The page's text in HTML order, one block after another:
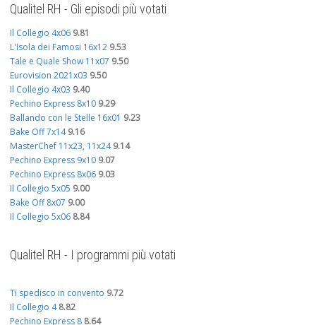
Qualitel RH - Gli episodi più votati
Il Collegio 4x06 9.81
L'Isola dei Famosi 16x12 9.53
Tale e Quale Show 11x07 9.50
Eurovision 2021x03 9.50
Il Collegio 4x03 9.40
Pechino Express 8x10 9.29
Ballando con le Stelle 16x01 9.23
Bake Off 7x14 9.16
MasterChef 11x23, 11x24 9.14
Pechino Express 9x10 9.07
Pechino Express 8x06 9.03
Il Collegio 5x05 9.00
Bake Off 8x07 9.00
Il Collegio 5x06 8.84
Qualitel RH - I programmi più votati
Ti spedisco in convento 9.72
Il Collegio 4 8.82
Pechino Express 8 8.64